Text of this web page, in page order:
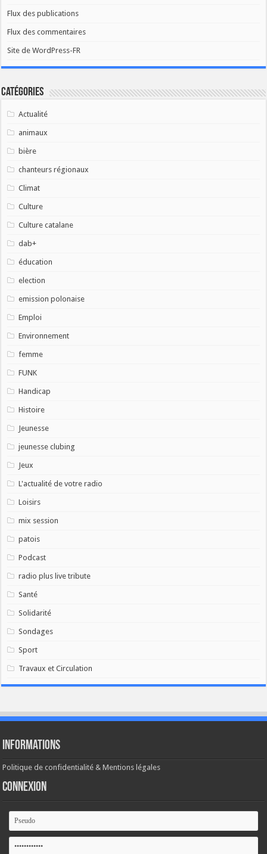
Flux des publications
Flux des commentaires
Site de WordPress-FR
Catégories
Actualité
animaux
bière
chanteurs régionaux
Climat
Culture
Culture catalane
dab+
éducation
election
emission polonaise
Emploi
Environnement
femme
FUNK
Handicap
Histoire
Jeunesse
jeunesse clubing
Jeux
L'actualité de votre radio
Loisirs
mix session
patois
Podcast
radio plus live tribute
Santé
Solidarité
Sondages
Sport
Travaux et Circulation
Informations
Politique de confidentialité & Mentions légales
Connexion